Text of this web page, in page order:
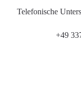
Telefonische
+49